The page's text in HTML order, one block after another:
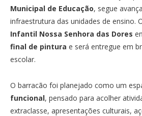
Municipal de Educação, segue
infraestrutura das unidades de ensino.
Infantil Nossa Senhora das Dores
final de pintura e será entregue em
escolar.
O barracão foi planejado como um
funcional, pensado para acolher
extraclasse, apresentações culturais,